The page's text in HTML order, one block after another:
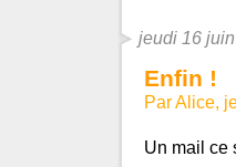
jeudi 16
Enfin !
Par Alice,
Un mail ce